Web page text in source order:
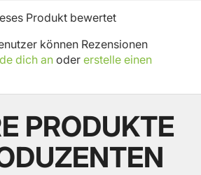
Produkt bewertet
können Rezensionen
dich an oder erstelle einen
PRODUKTE